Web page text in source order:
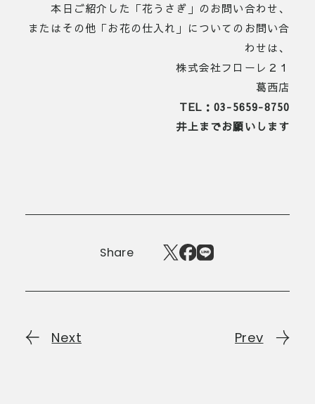
本日ご紹介した「花うさぎ」のお問い合わせ、
またはその他「お花の仕入れ」についてのお問い合
わせは、
株式会社フローレ２１
葛西店
TEL：03-5659-8750
井上までお願いします
Share
Next Prev